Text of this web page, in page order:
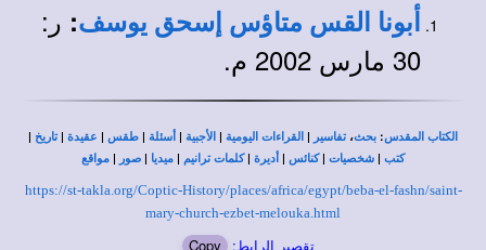
أبونا القس متاؤس إسحق يوسف: ر:
30 مارس 2002 م.
الكتاب المقدس: بحث،تفاسير | القراءات اليومية | الأجبية | أسئلة | طقس | عقيدة |تاريخ |
كتب | شخصيات |كنائس | أديرة |كلمات ترانيم | ميديا | صور | مواقع
https://st-takla.org/Coptic-History/places/africa/egypt/beba-el-fashn/saint-
mary-church-ezbet-melouka.html
تقصير الرابط: Copy